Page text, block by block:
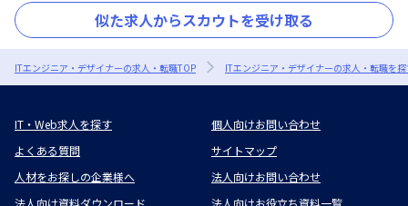
似た求人からスカウトを受け取る
ITエンジニア・デザイナーの求人・転職TOP ITエンジニア・デザイナーの求人・転職を
IT・Web求人を探す
個人向けお問い合わせ
よくある質問
サイトマップ
人材をお探しの企業様へ
法人向けお問い合わせ
法人向け資料ダウンロード
法人向けお役立ち資料一覧